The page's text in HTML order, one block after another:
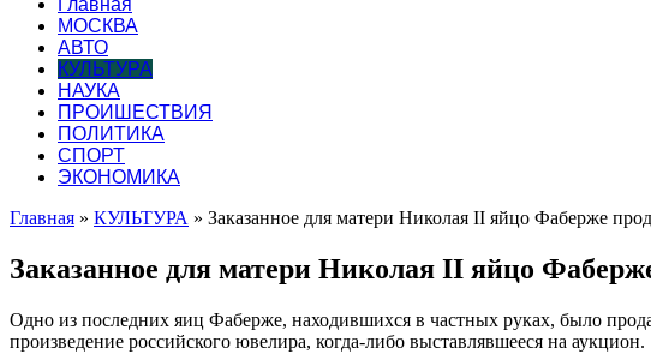
МОСКВА
АВТО
КУЛЬТУРА
НАУКА
ПРОИШЕСТВИЯ
ПОЛИТИКА
СПОРТ
ЭКОНОМИКА
Главная » КУЛЬТУРА » Заказанное для матери Николая II яйцо Фаберже
Заказанное для матери Николая II яйцо
Одно из последних яиц Фаберже, находившихся в частных руках, было
произведение российского ювелира, когда-либо выставлявшееся на аукцион.